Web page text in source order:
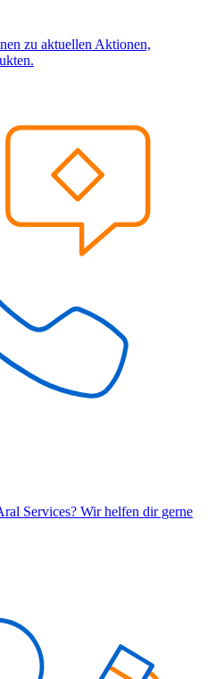
zu aktuellen Aktionen,
Services? Wir helfen dir gerne